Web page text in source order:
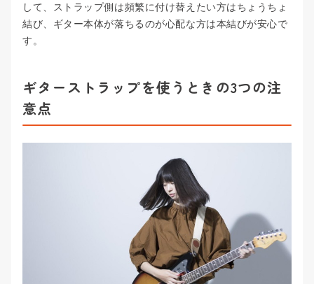
して、ストラップ側は頻繁に付け替えたい方はちょうちょ
結び、ギター本体が落ちるのが心配な方は本結びが安心で
す。
ギターストラップを使うときの3つの注
意点